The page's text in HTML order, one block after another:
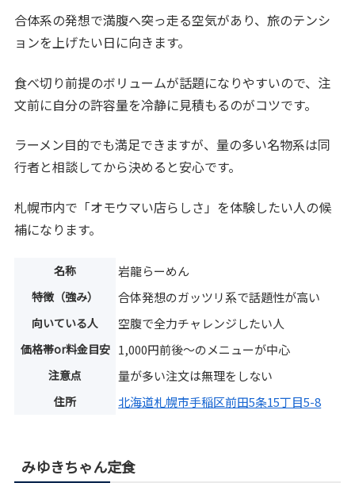
合体系の発想で満腹へ突っ走る空気があり、旅のテンシ
ョンを上げたい日に向きます。
食べ切り前提のボリュームが話題になりやすいので、注
文前に自分の許容量を冷静に見積もるのがコツです。
ラーメン目的でも満足できますが、量の多い名物系は同
行者と相談してから決めると安心です。
札幌市内で「オモウマい店らしさ」を体験したい人の候
補になります。
名称 岩龍らーめん
特徴（強み） 合体発想のガッツリ系で話題性が高い
向いている人 空腹で全力チャレンジしたい人
価格帯or料金目安 1,000円前後～のメニューが中心
注意点 量が多い注文は無理をしない
住所 北海道札幌市手稲区前田5条15丁目5-8
みゆきちゃん定食